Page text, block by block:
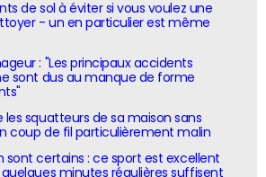
de sol à éviter si vous voulez une
- un en particulier est même
: "Les principaux accidents
sont dus au manque de forme
les squatteurs de sa maison sans
coup de fil particulièrement malin
sont certains : ce sport est excellent
minutes régulières suffisent